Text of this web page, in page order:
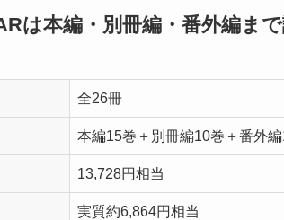
は本編・別冊編・番外編ま
全26冊
本編15巻＋別冊編10巻＋番外
13,728円相当
実質約6,864円相当